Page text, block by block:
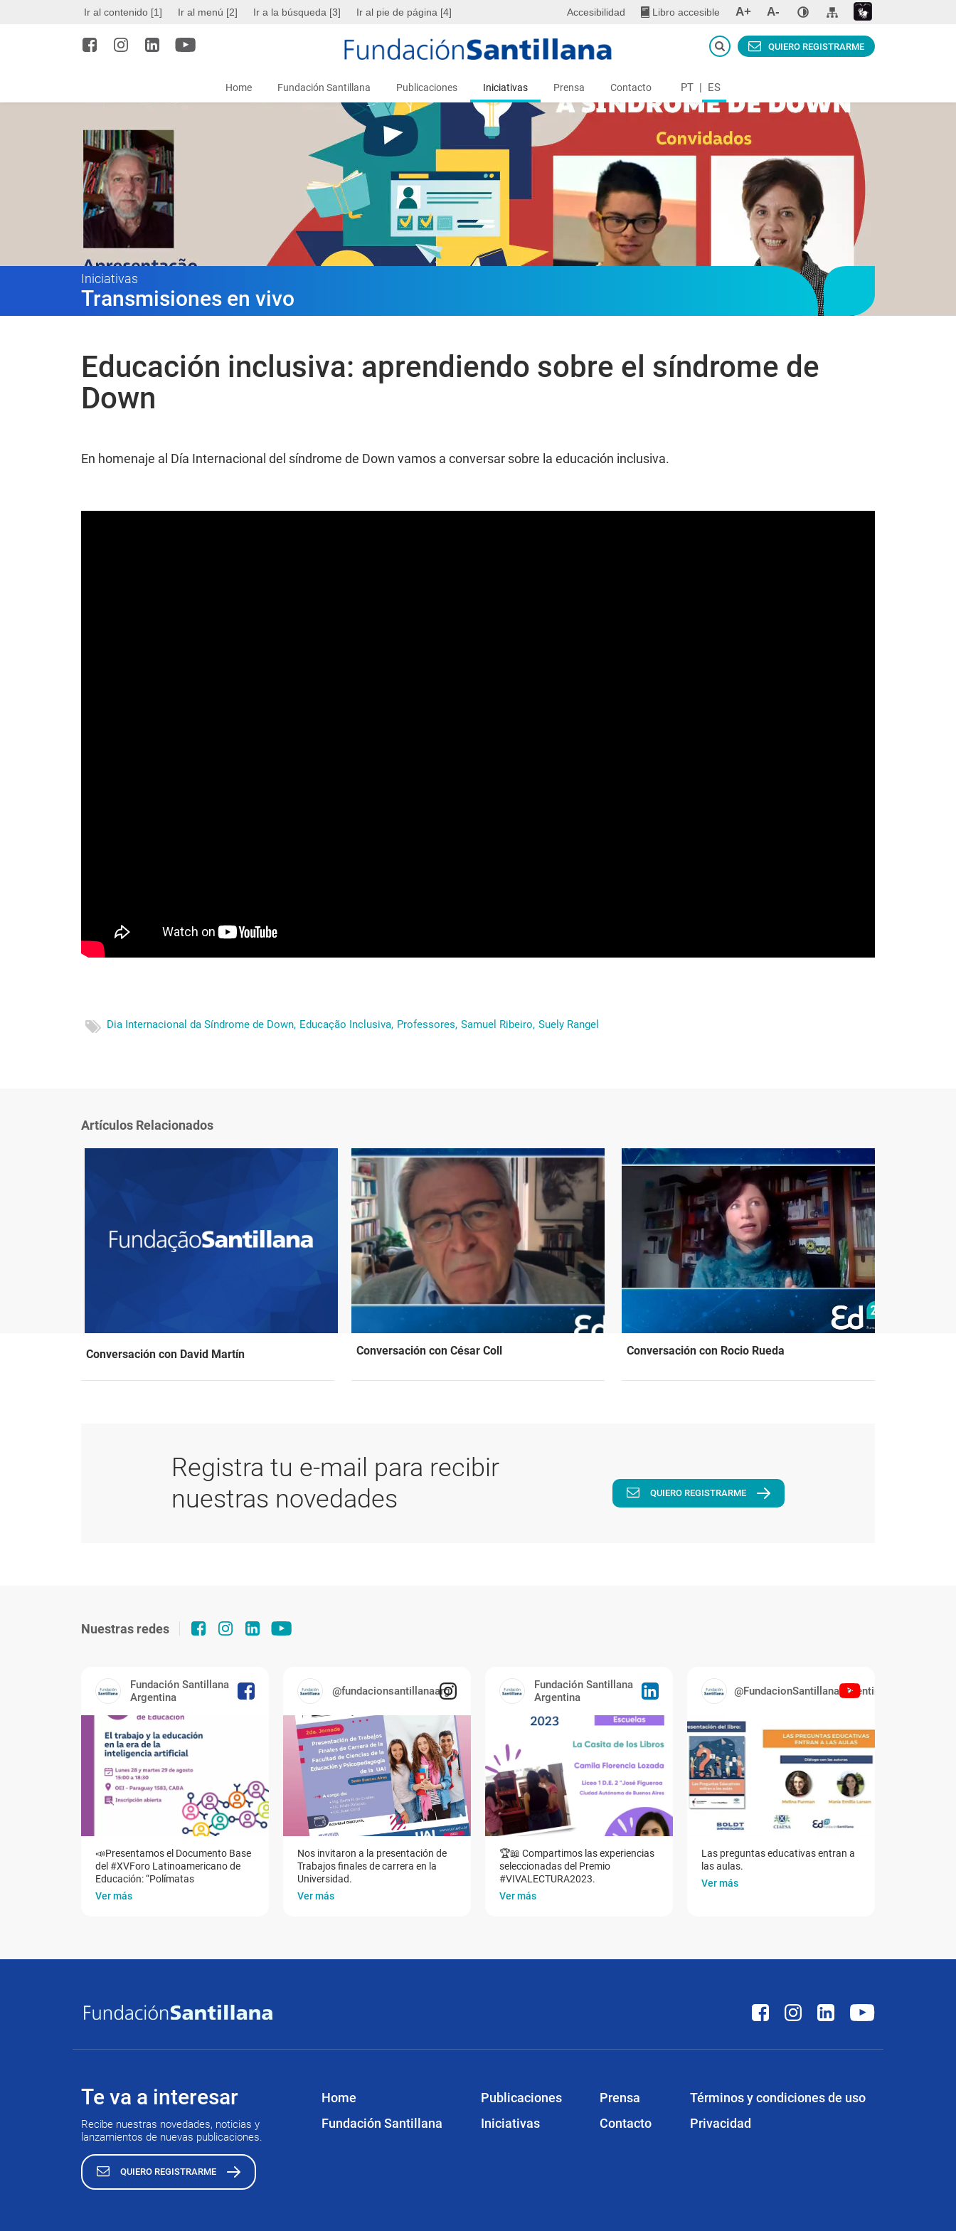
Ir al contenido [1] Ir al menú [2] Ir a la búsqueda [3] Ir al pie de página [4] Accesibilidad Libro accesible A+ A-
Home Fundación Santillana Publicaciones Iniciativas Prensa Contacto PT | ES
QUIERO REGISTRARME
Iniciativas
Transmisiones en vivo
Educación inclusiva: aprendiendo sobre el síndrome de
Down
En homenaje al Día Internacional del síndrome de Down vamos a conversar sobre la educación inclusiva.
Dia Internacional da Síndrome de Down, Educação Inclusiva, Professores, Samuel Ribeiro, Suely Rangel
Artículos Relacionados
Conversación con David Martín Conversación con César Coll Conversación con Rocio Rueda
Registra tu e-mail para recibir
nuestras novedades
QUIERO REGISTRARME
Nuestras redes
Fundación Santillana
Argentina
📣Presentamos el Documento Base
del #XVForo Latinoamericano de
Educación: “Polímatas
Ver más
@fundacionsantillanaarg
Nos invitaron a la presentación de
Trabajos finales de carrera en la
Universidad.
Ver más
Fundación Santillana
Argentina
🏆📖 Compartimos las experiencias
seleccionadas del Premio
#VIVALECTURA2023.
Ver más
@FundacionSantillanaArgentina
Las preguntas educativas entran a
las aulas.
Ver más
Te va a interesar
Recibe nuestras novedades, noticias y
lanzamientos de nuevas publicaciones.
QUIERO REGISTRARME
Home
Fundación Santillana
Publicaciones
Iniciativas
Prensa
Contacto
Términos y condiciones de uso
Privacidad